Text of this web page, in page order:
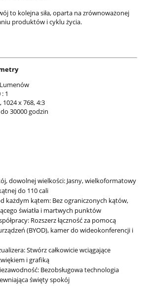
to kolejna siła, oparta na zrównoważonej
produktów i cyklu życia.
1
1024 x 768, 4:3
30000 godzin
dowolnej wielkości: Jasny, wielkoformatowy
do 110 cali
każdym kątem: Bez ograniczonych kątów,
światła i martwych punktów
Rozszerz łączność za pomocą
(BYOD), kamer do wideokonferencji i
Stwórz całkowicie wciągające
i grafiką
Bezobsługowa technologia
święty spokój